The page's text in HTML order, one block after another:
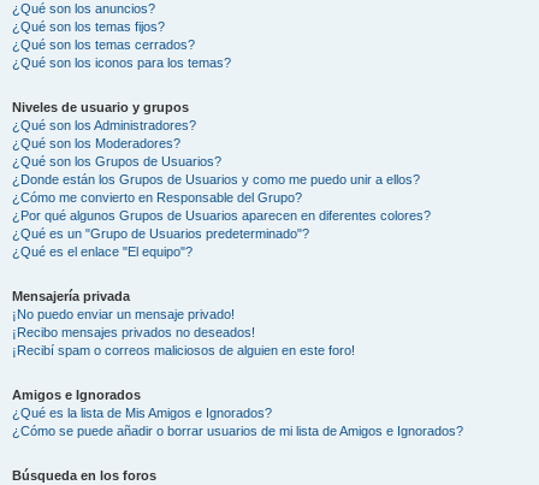
¿Qué son los anuncios?
¿Qué son los temas fijos?
¿Qué son los temas cerrados?
¿Qué son los iconos para los temas?
Niveles de usuario y grupos
¿Qué son los Administradores?
¿Qué son los Moderadores?
¿Qué son los Grupos de Usuarios?
¿Donde están los Grupos de Usuarios y como me puedo unir a ellos?
¿Cómo me convierto en Responsable del Grupo?
¿Por qué algunos Grupos de Usuarios aparecen en diferentes colores?
¿Qué es un "Grupo de Usuarios predeterminado"?
¿Qué es el enlace "El equipo"?
Mensajería privada
¡No puedo enviar un mensaje privado!
¡Recibo mensajes privados no deseados!
¡Recibí spam o correos maliciosos de alguien en este foro!
Amigos e Ignorados
¿Qué es la lista de Mis Amigos e Ignorados?
¿Cómo se puede añadir o borrar usuarios de mi lista de Amigos e Ignorados?
Búsqueda en los foros